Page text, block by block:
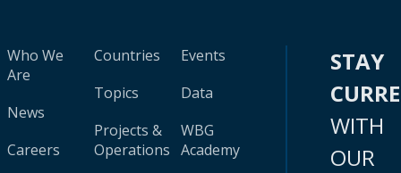
Who We
Are
News
Careers
Countries
Topics
Projects &
Operations
Events
Data
WBG
Academy
STAY
WITH
OUR